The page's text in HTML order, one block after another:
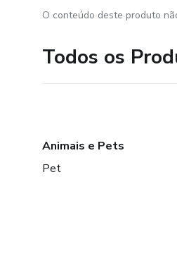
O conteúdo deste produto
Todos os
Animais e Pets
Pet